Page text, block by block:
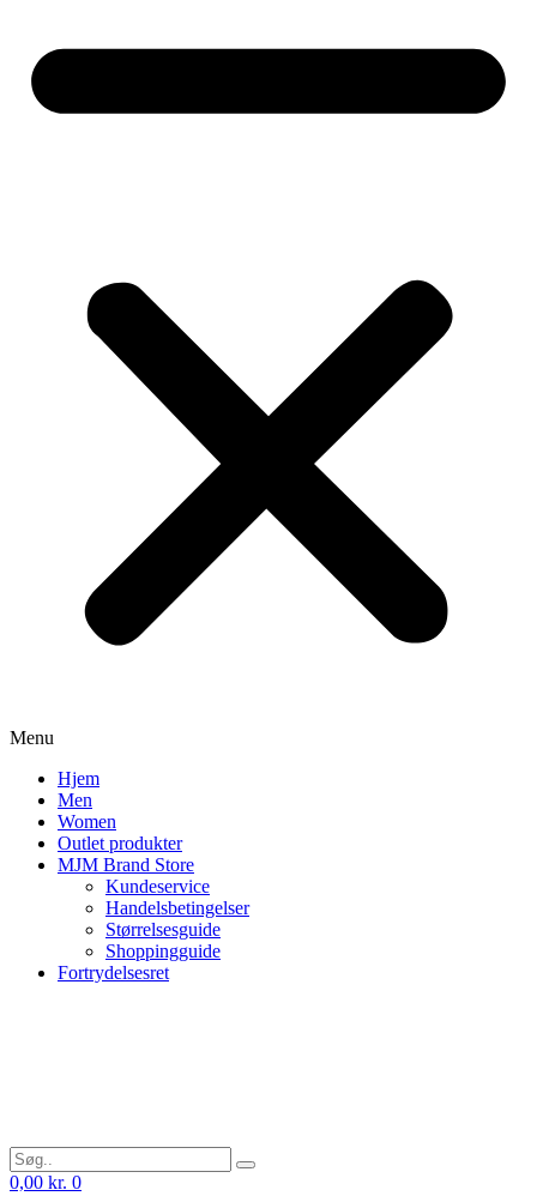
Menu
Hjem
Men
Women
Outlet produkter
MJM Brand Store
Kundeservice
Handelsbetingelser
Størrelsesguide
Shoppingguide
Fortrydelsesret
0,00 kr. 0